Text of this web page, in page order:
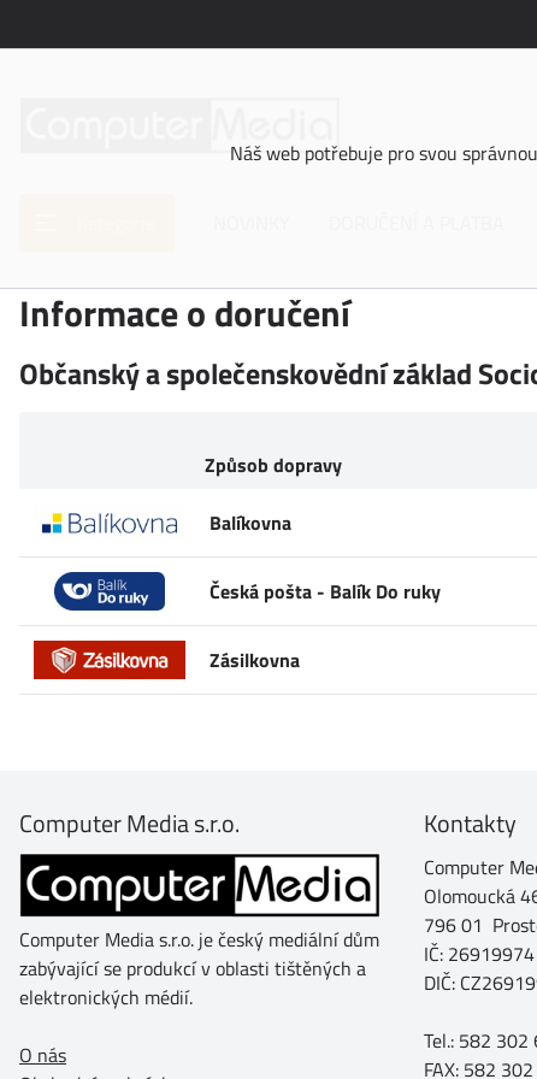
Náš web potřebuje pro svou
Informace o doručení
Občanský a společenskovědní základ
Způsob dopravy
Balíkovna
Česká pošta - Balík Do ruky
Zásilkovna
Computer Media s.r.o.
Computer Media s.r.o. je český mediální dům
zabývající se produkcí v oblasti tištěných a
elektronických médií.
O nás
Kontakty
Computer
Olomoucká
796 01
IČ: 26919974
DIČ:
Tel.: 582 302
FAX: 582